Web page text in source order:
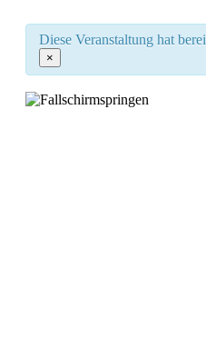
Diese Veranstaltung hat
×